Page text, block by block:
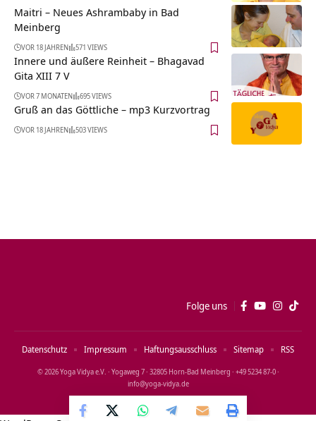
Maitri – Neues Ashrambaby in Bad
Meinberg
VOR 18 JAHREN 571 VIEWS
Innere und äußere Reinheit – Bhagavad
Gita XIII 7 V
VOR 7 MONATEN 695 VIEWS
Gruß an das Göttliche – mp3 Kurzvortrag
VOR 18 JAHREN 503 VIEWS
Folge uns
© 2026 Yoga Vidya e.V. · Yogaweg 7 · 32805 Horn‑Bad Meinberg · +49 5234 87‑0 ·
info@yoga‑vidya.de
Datenschutz Impressum Haftungsausschluss Sitemap RSS